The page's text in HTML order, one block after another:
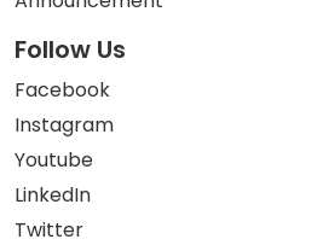
Follow Us
Facebook
Instagram
Youtube
LinkedIn
Twitter